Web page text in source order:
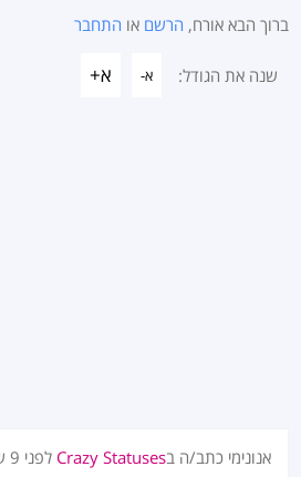
ברוך הבא אורח, הרשם או התחבר
שנה את הגודל: א- א+
אנונימי כתב/ה בCrazy Statuses לפני 9 שנים